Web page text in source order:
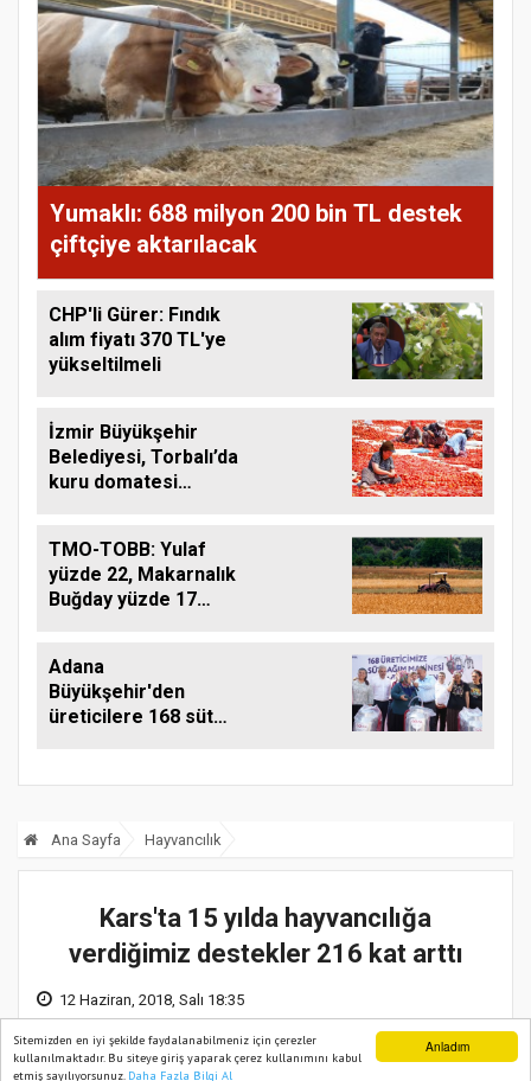
Anladım
Sitemizden en iyi şekilde faydalanabilmeniz için çerezler
kullanılmaktadır. Bu siteye giriş yaparak çerez kullanımını kabul
etmiş sayılıyorsunuz. Daha Fazla Bilgi Al
Yumaklı: 688 milyon 200 bin TL destek
çiftçiye aktarılacak
CHP'li Gürer: Fındık
alım fiyatı 370 TL'ye
yükseltilmeli
İzmir Büyükşehir
Belediyesi, Torbalı’da
kuru domatesi
TMO-TOBB: Yulaf
yüzde 22, Makarnalık
Buğday yüzde 17
Adana
Büyükşehir'den
üreticilere 168 süt
Ana Sayfa Hayvancılık
Kars'ta 15 yılda hayvancılığa
verdiğimiz destekler 216 kat arttı
12 Haziran, 2018, Salı 18:35